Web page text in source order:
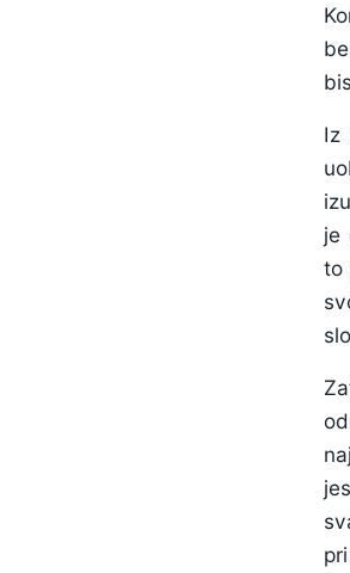
Iz
je
to